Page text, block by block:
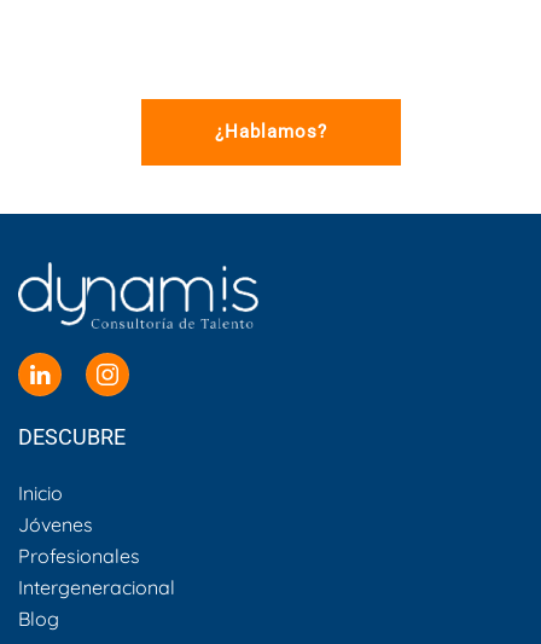
¿Hablamos?
DESCUBRE
Inicio
Jóvenes
Profesionales
Intergeneracional
Blog